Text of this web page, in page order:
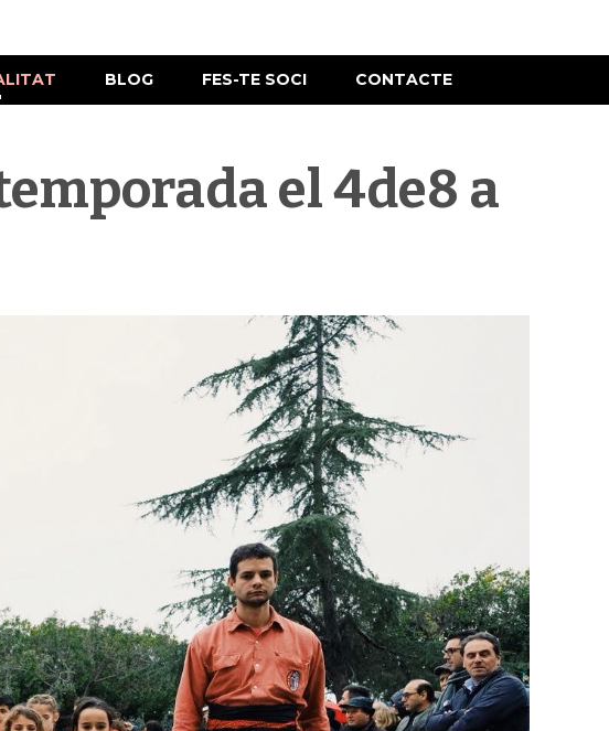
BLOG FES-TE SOCI CONTACTE
el 4de8 a